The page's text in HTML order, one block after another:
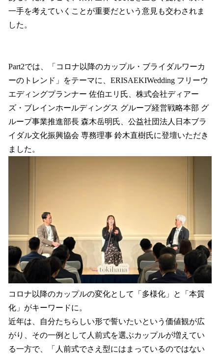
一手を考えていくことが重要だという意見も交わされま
した。
Part2では、「コロナ以降のカップル・ブライダルワーカ
ーのトレンド」をテーマに、ERISAEKIWedding フリーウ
エディングプランナー 佐伯エリ氏、株式会社ディアー
ズ・ブレインホールディングス グループ経営戦略本部 グ
ループ事業推進部長 森木岳明氏、公益社団法人日本ブラ
イダル文化振興協会 専務理事 鈴木直樹氏に登壇いただき
ました。
コロナ以降のカップルの変化として「多様化」と「本質
化」がキーワードに。
近年は、自分たちらしい形で誓いたいという価値観が広
がり、その一例として人前式を選ぶカップルが増えてい
る一方で、「人前式でさえ型にはまっているのではない